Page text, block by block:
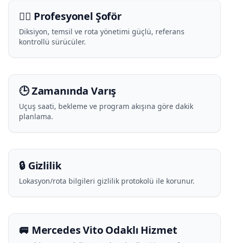
🧑‍✈️ Profesyonel Şoför
Diksiyon, temsil ve rota yönetimi güçlü, referans
kontrollü sürücüler.
🕒 Zamanında Varış
Uçuş saati, bekleme ve program akışına göre dakik
planlama.
🔒 Gizlilik
Lokasyon/rota bilgileri gizlilik protokolü ile korunur.
🚐 Mercedes Vito Odaklı Hizmet